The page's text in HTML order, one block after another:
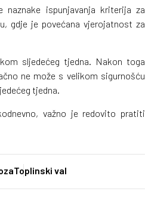
naznake ispunjavanja kriterija za
gdje je povećana vjerojatnost za
sljedećeg tjedna. Nakon toga
ne može s velikom sigurnošću
tjedna.
važno je redovito pratiti
Toplinski val